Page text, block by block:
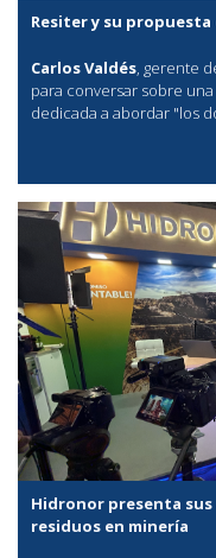
Resiter y su
Carlos Valdés, gerente
para conversar sobre
dedicada a abordar "los
Hidronor presenta
residuos en minería